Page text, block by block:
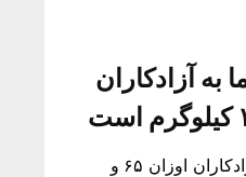
به آزادكاران
بيشترين توجه ما به آزادكاران اوزان ۶۵ و